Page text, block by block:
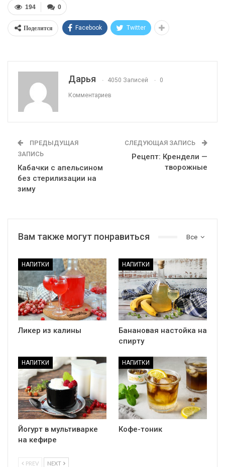
0
194
Поделится Facebook Twitter
Дарья 4050 Записей 0
Комментариев
ПРЕДЫДУЩАЯ
ЗАПИСЬ
Кабачки с апельсином
без стерилизации на
зиму
СЛЕДУЮЩАЯ ЗАПИСЬ
Рецепт: Крендели —
творожные
Все
Вам также могут понравиться
НАПИТКИ
Ликер из калины
НАПИТКИ
Банановая настойка на
спирту
НАПИТКИ
Йогурт в мультиварке
на кефире
НАПИТКИ
Кофе-тоник
PREV NEXT